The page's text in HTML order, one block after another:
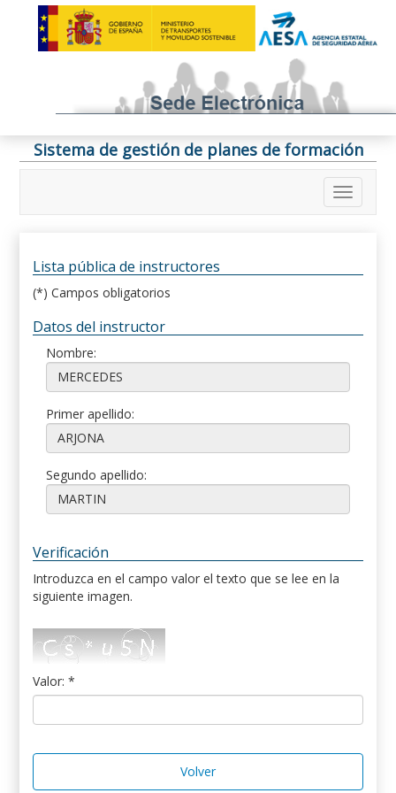
Sistema de gestión de planes de formación
Lista pública de instructores
(*) Campos obligatorios
Datos del instructor
Nombre:
Primer apellido:
Segundo apellido:
Verificación
Introduzca en el campo valor el texto que se lee en la
siguiente imagen.
Valor: *
Volver